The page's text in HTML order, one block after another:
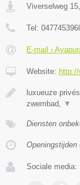
Viverselweg 15,
Tel:
E-mail ›
Website:
luxueuze
zwembad, ▼
Diensten
Openingstijden
Sociale media: